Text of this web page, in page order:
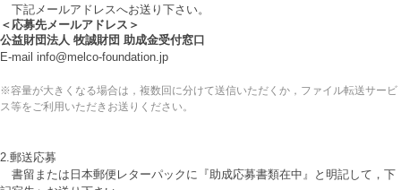
下記メールアドレスへお送り下さい。
＜応募先メールアドレス＞
公益財団法人 牧誠財団 助成金受付窓口
E-mail info@melco-foundation.jp
※容量が大きくなる場合は，複数回に分けて送信いただくか，ファイル転送サービ
ス等をご利用いただきお送りください。
2.郵送応募
書留または日本郵便レターパックに『助成応募書類在中』と明記して，下